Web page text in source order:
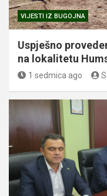
VIJESTI IZ BUGOJNA
Uspješno
na lokalitetu
1 sedmica ago